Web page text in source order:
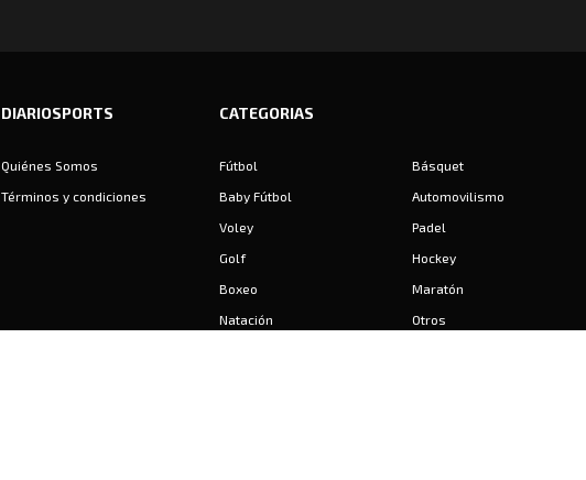
DIARIOSPORTS
Quiénes Somos
Términos y condiciones
CATEGORIAS
Fútbol
Básquet
Baby Fútbol
Automovilismo
Voley
Padel
Golf
Hockey
Boxeo
Maratón
Natación
Otros